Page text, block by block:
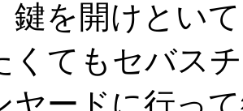
鍵を開けとい
くてもセバス